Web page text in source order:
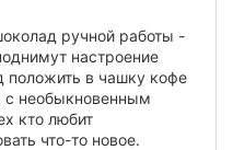
ручной работы -
настроение
положить в чашку кофе
с необыкновенным
кто любит
что-то новое.